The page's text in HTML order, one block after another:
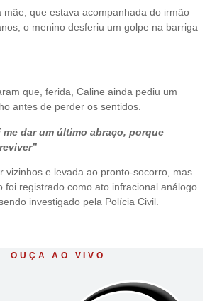
mãe, que estava acompanhada do irmão
o menino desferiu um golpe na barriga
que, ferida, Caline ainda pediu um
antes de perder os sentidos.
me dar um último abraço, porque
vizinhos e levada ao pronto-socorro, mas
foi registrado como ato infracional análogo
investigado pela Polícia Civil.
OUÇA AO VIVO